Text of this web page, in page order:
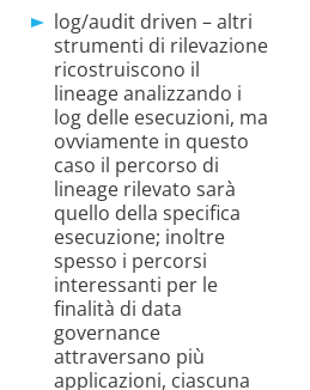
log/audit driven – altri
strumenti di rilevazione
ricostruiscono il
lineage analizzando i
log delle esecuzioni, ma
ovviamente in questo
caso il percorso di
lineage rilevato sarà
quello della specifica
esecuzione; inoltre
spesso i percorsi
interessanti per le
finalità di data
governance
attraversano più
applicazioni, ciascuna